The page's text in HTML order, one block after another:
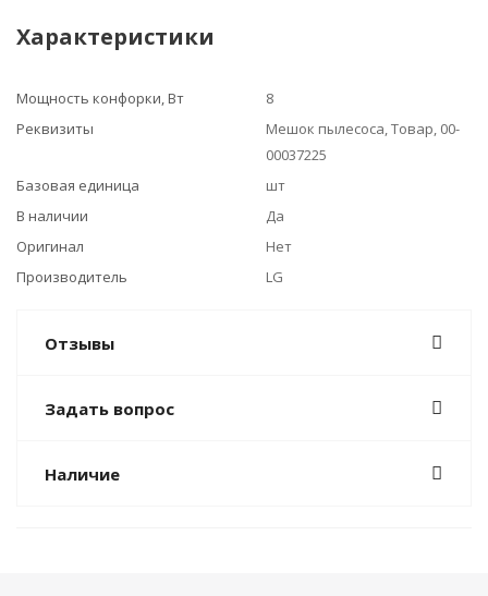
Характеристики
Мощность конфорки, Вт
8
Реквизиты
Мешок пылесоса, Товар, 00-
00037225
Базовая единица
шт
В наличии
Да
Оригинал
Нет
Производитель
LG
Отзывы
Задать вопрос
Наличие